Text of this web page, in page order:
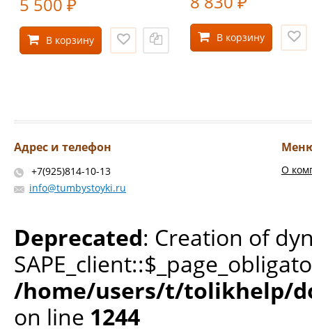
5 500 ₽
В корзину
₽
В корзину
Адрес и телефон
+7(925)814-10-13
info@tumbystoyki.ru
О
Deprecated: Creation of
/home/users/t/tolikhelp/
on line 1244